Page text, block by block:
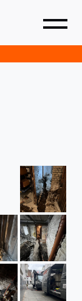
Startseite
Kontakt